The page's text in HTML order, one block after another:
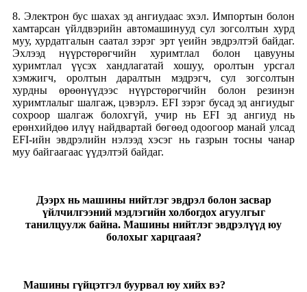
8. Электрон бус шахах эд ангиудаас эхэл. Импортын болон
хамтарсан үйлдвэрийн автомашинууд сул зогсолтын хурд
муу, хурдатгалын саатал зэрэг эрт үеийн эвдрэлтэй байдаг.
Эхлээд нүүрстөрөгчийн хуримтлал болон цавууны
хуримтлал үүсэх хандлагатай хошуу, оролтын урсгал
хэмжигч, оролтын даралтын мэдрэгч, сул зогсолтын
хурдны өрөөнүүдээс нүүрстөрөгчийн болон резинэн
хуримтлалыг шалгаж, цэвэрлэ. EFI зэрэг бусад эд ангиудыг
сохроор шалгаж болохгүй, учир нь EFI эд ангиуд нь
ерөнхийдөө илүү найдвартай бөгөөд одоогоор манай улсад
EFI-ийн эвдрэлийн нэлээд хэсэг нь газрын тосны чанар
муу байгаагаас үүдэлтэй байдаг.
Дээрх нь машины нийтлэг эвдрэл болон засвар
үйлчилгээний мэдлэгийн холбогдох агуулгыг
танилцуулж байна. Машины нийтлэг эвдрэлүүд юу
болохыг харцгаая?
Машины гүйцэтгэл буурвал юу хийх вэ?